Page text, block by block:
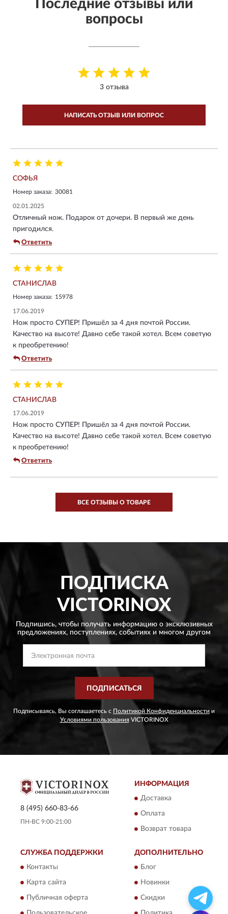
Последние отзывы или
вопросы
3 отзыва
НАПИСАТЬ ОТЗЫВ ИЛИ ВОПРОС
СОФЬЯ
Номер заказа: 30081
02.01.2025
Отличный нож. Подарок от дочери. В первый же день
пригодился.
Ответить
СТАНИСЛАВ
Номер заказа: 15978
17.06.2019
Нож просто СУПЕР! Пришёл за 4 дня почтой России.
Качество на высоте! Давно себе такой хотел. Всем советую
к преобретению!
Ответить
СТАНИСЛАВ
17.06.2019
Нож просто СУПЕР! Пришёл за 4 дня почтой России.
Качество на высоте! Давно себе такой хотел. Всем советую
к преобретению!
Ответить
ВСЕ ОТЗЫВЫ О ТОВАРЕ
ПОДПИСКА
VICTORINOX
Подпишись, чтобы получать информацию о эксклюзивных
предложениях, поступлениях, событиях и многом другом
ПОДПИСАТЬСЯ
Подписываясь, Вы соглашаетесь с Политикой Конфиденциальности и
Условиями пользованияVICTORINOX
8 (495) 660-83-66
ПН-ВС 9:00-21:00
ИНФОРМАЦИЯ
Доставка
Оплата
Возврат товара
СЛУЖБА ПОДДЕРЖКИ
Контакты
Карта сайта
Публичная оферта
ДОПОЛНИТЕЛЬНО
Блог
Новинки
Скидки